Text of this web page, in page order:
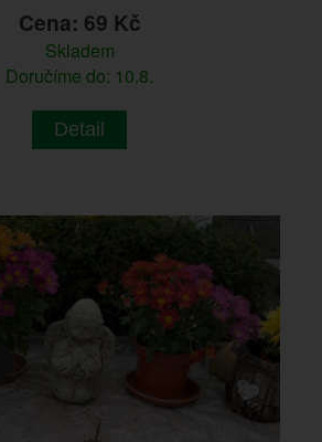
Cena: 69 Kč
Skladem
Doručíme do: 10.8.
Detail